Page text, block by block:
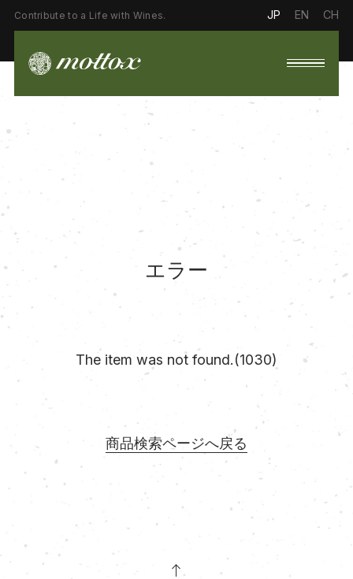
Contribute to a Life with Wines. JP EN CH
エラー
The item was not found.(1030)
商品検索ページへ戻る